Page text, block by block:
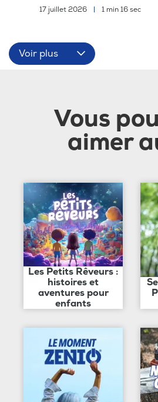
17 juillet 2026 1 min 16 sec
Voir plus
Vous
aimer
Les Petits Rêveurs :
histoires et
aventures pour
enfants